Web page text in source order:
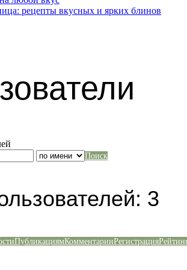
рецепты вкусных и ярких блинов
Поиск
3
ПубликациямКомментарииРегистрация